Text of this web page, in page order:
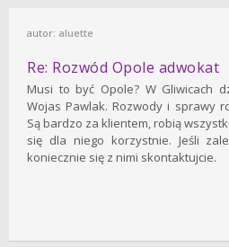
autor: aluette
Re: Rozwód Opole adwokat
Musi to być Opole? W Gliwicach
Wojas Pawlak. Rozwody i sprawy
Są bardzo za klientem, robią
się dla niego korzystnie. Jeśli
koniecznie się z nimi skontaktujcie.